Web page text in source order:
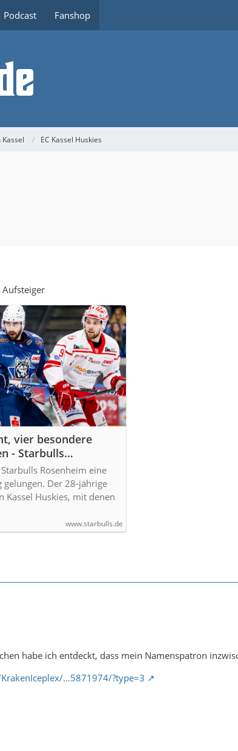
Podcast Fanshop
Kassel EC Kassel Huskies
vier besondere
- Starbulls
Rosenheim eine
Der 28-jährige
Huskies, mit denen
www.starbulls.de
habe ich entdeckt, dass mein Namenspatron
…5871974/?type=3